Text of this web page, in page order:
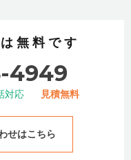
無料です
4949
対応 見積無料
せはこちら